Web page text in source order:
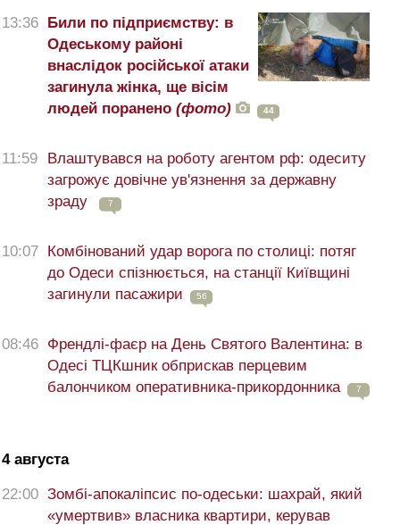
13:36 Били по підприємству: в
Одеському районі
внаслідок російської атаки
загинула жінка, ще вісім
людей поранено (фото) 44
11:59
Влаштувався на роботу агентом рф: одеситу
загрожує довічне ув'язнення за державну
зраду
7
10:07 Комбінований удар ворога по столиці: потяг
до Одеси спізнюється, на станції Київщині
загинули пасажири
56
08:46 Френдлі-фаєр на День Святого Валентина: в
Одесі ТЦКшник обприскав перцевим
балончиком оперативника-прикордонника
7
4 августа
22:00 Зомбі-апокаліпсис по-одеськи: шахрай, який
«умертвив» власника квартири, керував